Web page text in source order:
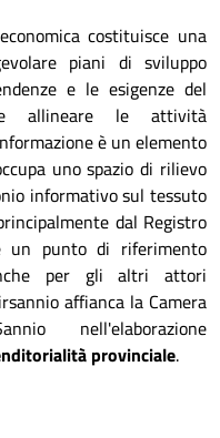
costituisce una
piani di sviluppo
e le esigenze del
allineare le attività
è un elemento
uno spazio di rilievo
informativo sul tessuto
dal Registro
un punto di riferimento
per gli altri attori
affianca la Camera
nell'elaborazione
provinciale.